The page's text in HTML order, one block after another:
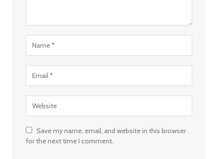
Save my name, email, and website in this browser
for the next time I comment.